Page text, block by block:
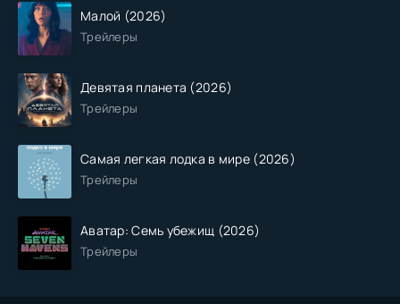
Малой (2026)
Трейлеры
Девятая планета (2026)
Трейлеры
Самая легкая лодка в мире (2026)
Трейлеры
Аватар: Семь убежищ (2026)
Трейлеры